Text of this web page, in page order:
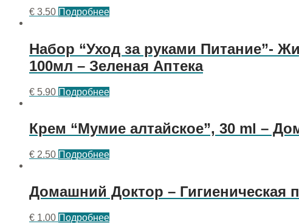
€ 3.50 Подробнее
Набор “Уход за руками Питание”-
100мл – Зеленая Аптека
€ 5.90 Подробнее
Крем “Мумие алтайское”, 30 ml –
€ 2.50 Подробнее
Домашний Доктор – Гигиеническая
€ 1.00 Подробнее